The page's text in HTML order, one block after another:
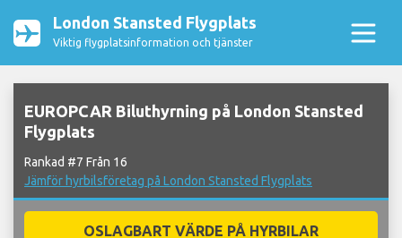
London Stansted Flygplats
Viktig flygplatsinformation och tjänster
EUROPCAR Biluthyrning på London Stansted
Flygplats
Rankad #7 Från 16
Jämför hyrbilsföretag på London Stansted Flygplats
OSLAGBART VÄRDE PÅ HYRBILAR